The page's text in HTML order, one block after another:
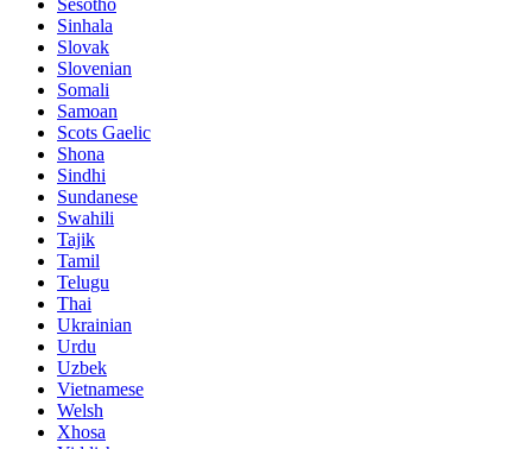
Sesotho
Sinhala
Slovak
Slovenian
Somali
Samoan
Scots Gaelic
Shona
Sindhi
Sundanese
Swahili
Tajik
Tamil
Telugu
Thai
Ukrainian
Urdu
Uzbek
Vietnamese
Welsh
Xhosa